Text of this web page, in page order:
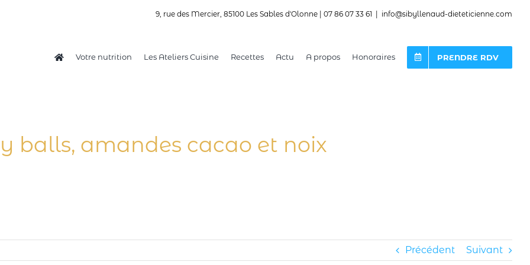
9, rue des Mercier, 85100 Les Sables d'Olonne | 07 86 07 33 61 info@sibyllenaud-dieteticienne.com
Votre nutrition Les Ateliers Cuisine Recettes Actu A propos Honoraires PRENDRE RDV
balls, amandes cacao et noix
Précédent Suivant